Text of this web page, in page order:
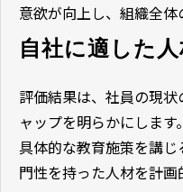
意欲が向上し、組織全体
自社に適した
評価結果は、社員の現
ャップを明らかにしま
具体的な教育施策を講
門性を持った人材を計画